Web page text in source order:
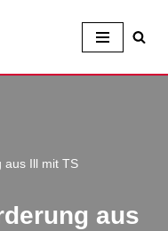
aus Ill mit TS
aus